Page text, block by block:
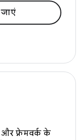
और फ़्रेमवर्क के